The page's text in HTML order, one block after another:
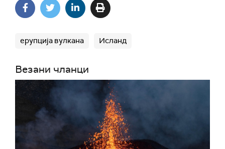
ерупција вулкана Исланд
Везани чланци